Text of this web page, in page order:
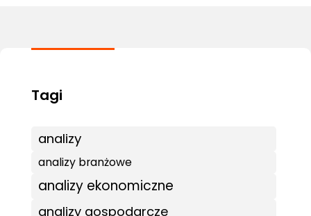
analizy
analizy branżowe
analizy ekonomiczne
analizy gospodarcze